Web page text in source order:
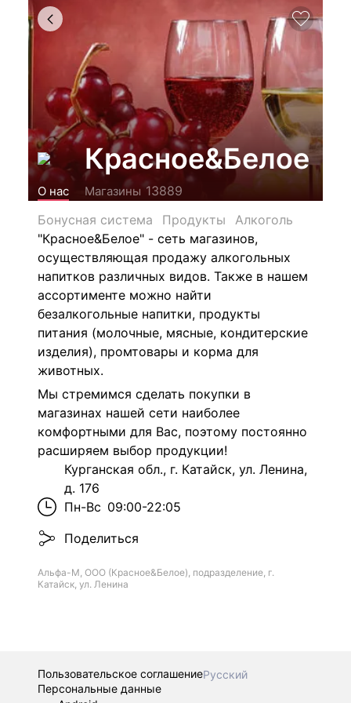
Красное&Белое
О нас Магазины 13889
Бонусная система
Продукты
Алкоголь
"Красное&Белое" - сеть магазинов,
осуществляющая продажу алкогольных
напитков различных видов. Также в нашем
ассортименте можно найти
безалкогольные напитки, продукты
питания (молочные, мясные, кондитерские
изделия), промтовары и корма для
животных.
Мы стремимся сделать покупки в
магазинах нашей сети наиболее
комфортными для Вас, поэтому постоянно
расширяем выбор продукции!
Курганская обл., г. Катайск, ул. Ленина,
д. 176
Пн-Вс 09:00-22:05
Поделиться
Альфа-М, ООО (Красное&Белое), подразделение, г.
Катайск, ул. Ленина
Пользовательское соглашениеРусский
Персональные данные